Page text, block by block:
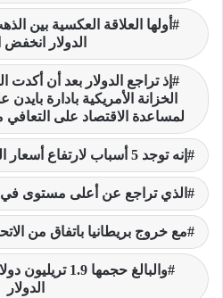
أولها العلاقة العكسية بين
الدولار
إذ تراجع الدولار بعد أن
الخزانة الأمريكية بادارة
لمساعدة الاقتصاد على
إنه توجد 5 أسباب لارتفاع أسعار الذهب عالميا
الذي تراجع عن أعلى مستوى
مع خروج بريطانيا باتفاق من
والبالغ حجمها
الدولار